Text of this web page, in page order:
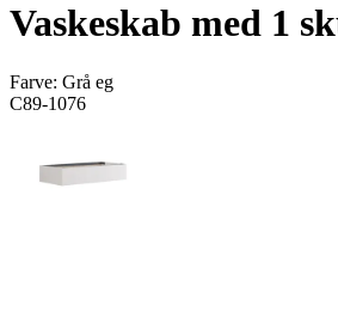
Vaskeskab med 1
Farve: Grå eg
C89-1076